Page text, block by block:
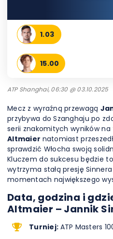
1.03
15.00
ATP Shanghai, 06:30 @ 03.10.2025
Mecz z wyraźną przewagą
przybywa do Szanghaju po
serii znakomitych wyników
Altmaier natomiast
sprawdzić Włocha swoją
Kluczem do sukcesu będzie
wytrzyma stałą presję
momentach największego
Data, godzina i
Altmaier – Jannik
Turniej: ATP Masters